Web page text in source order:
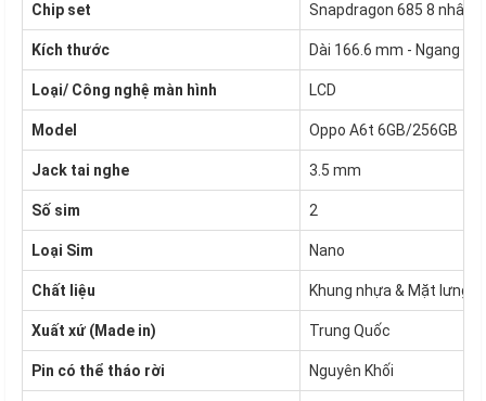
Chip set Snapdragon 685 8 nhân
Kích thước Dài 166.6 mm - Ngang
Loại/ Công nghệ màn hình LCD
Model Oppo A6t 6GB/256GB
Jack tai nghe 3.5 mm
Số sim 2
Loại Sim Nano
Chất liệu Khung nhựa & Mặt lưng
Xuất xứ (Made in) Trung Quốc
Pin có thể tháo rời Nguyên Khối